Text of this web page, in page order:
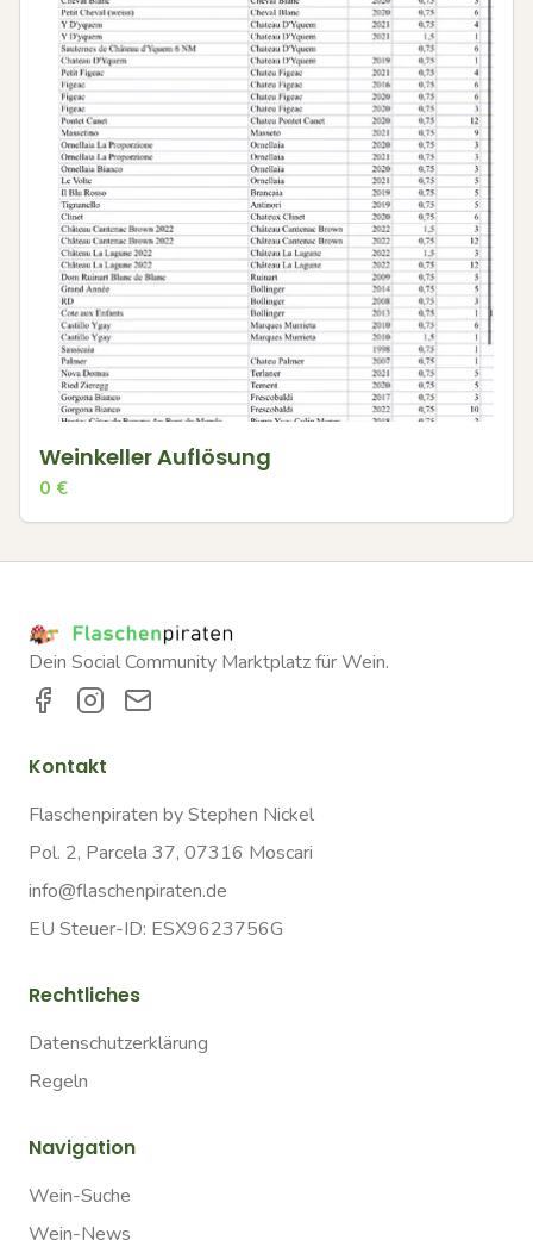
Weinkeller Auflösung
0 €
Dein Social Community Marktplatz für Wein.
Kontakt
Flaschenpiraten by Stephen Nickel
Pol. 2, Parcela 37, 07316 Moscari
info@flaschenpiraten.de
EU Steuer-ID: ESX9623756G
Rechtliches
Datenschutzerklärung
Regeln
Navigation
Wein-Suche
Wein-News